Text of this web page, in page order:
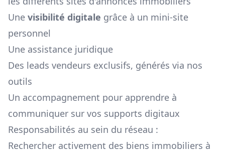
Une visibilité digitale grâce à un mini-site
personnel
Une assistance juridique
Des leads vendeurs exclusifs, générés via nos
outils
Un accompagnement pour apprendre à
communiquer sur vos supports digitaux
Responsabilités au sein du réseau :
Rechercher activement des biens immobiliers à